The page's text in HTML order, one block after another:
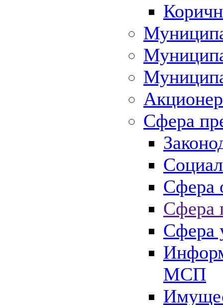
Сфера
Сфера
Сфера
Сфера
МСП